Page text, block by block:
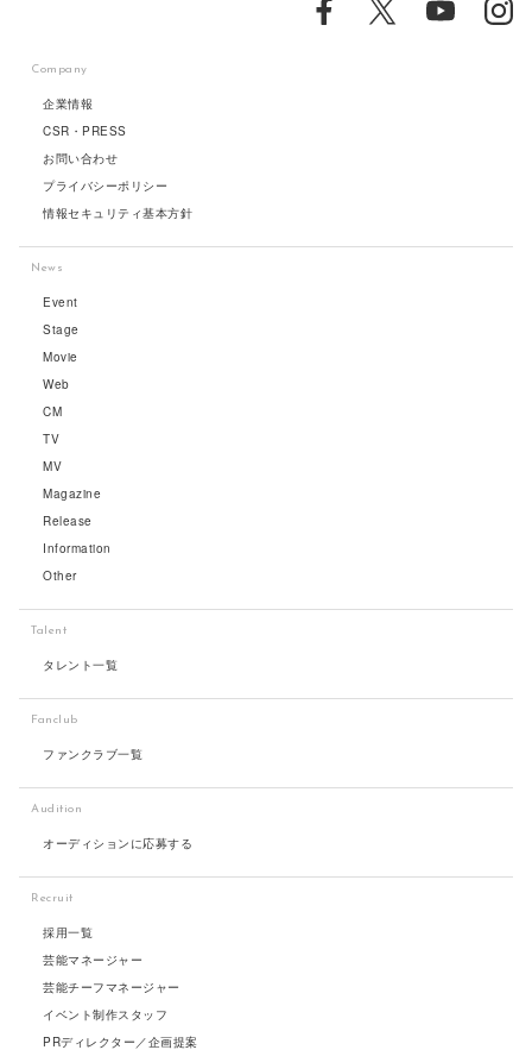
Company
企業情報
CSR・PRESS
お問い合わせ
プライバシーポリシー
情報セキュリティ基本方針
News
Event
Stage
Movie
Web
CM
TV
MV
Magazine
Release
Information
Other
Talent
タレント一覧
Fanclub
ファンクラブ一覧
Audition
オーディションに応募する
Recruit
採用一覧
芸能マネージャー
芸能チーフマネージャー
イベント制作スタッフ
PRディレクター／企画提案